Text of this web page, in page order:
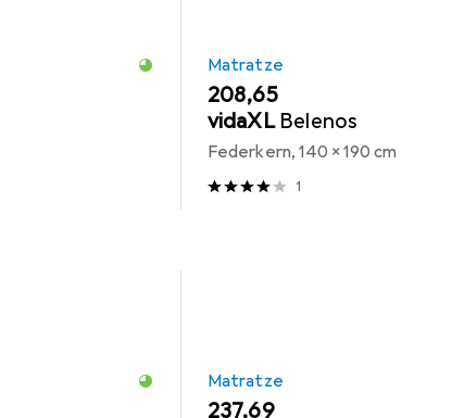
Matratze
EUR
208,65
vidaXL Belenos
Federkern, 140 x 190 cm
1
Matratze
EUR
237,69